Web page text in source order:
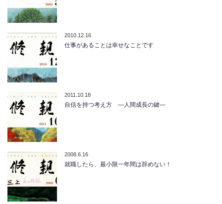
2010.12.16
仕事があることは幸せなことです
2011.10.18
自信を持つ考え方 ―人間成長の鍵―
2008.6.16
就職したら、最小限一年間は辞めない！